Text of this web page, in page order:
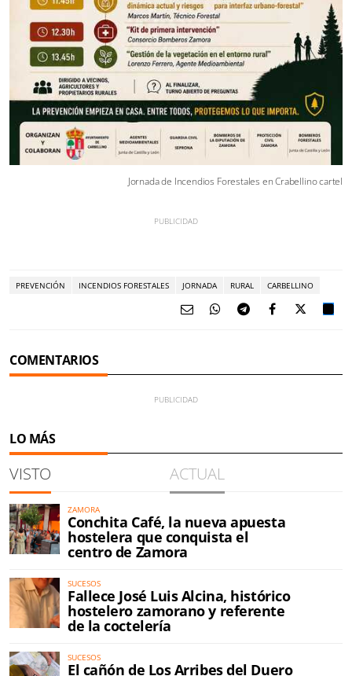
Jornada de Incendios Forestales en Crabellino cartel
PREVENCIÓN INCENDIOS FORESTALES JORNADA RURAL CARBELLINO
COMENTARIOS
LO MÁS
VISTO ACTUAL
ZAMORA
Conchita Café, la nueva apuesta
hostelera que conquista el
centro de Zamora
SUCESOS
Fallece José Luis Alcina, histórico
hostelero zamorano y referente
de la coctelería
SUCESOS
El cañón de Los Arribes del Duero